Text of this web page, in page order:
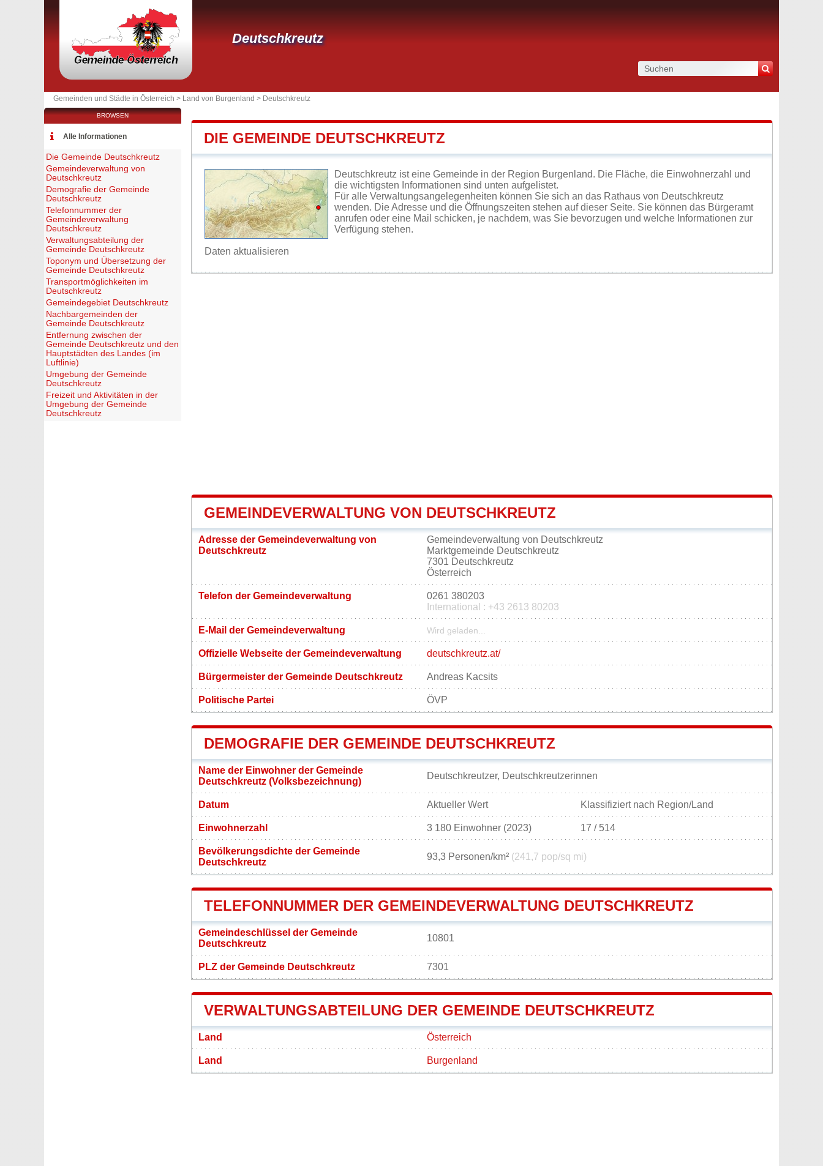
Deutschkreutz
Gemeinden und Städte in Österreich > Land von Burgenland > Deutschkreutz
DIE GEMEINDE DEUTSCHKREUTZ
Deutschkreutz ist eine Gemeinde in der Region Burgenland. Die Fläche, die Einwohnerzahl und
die wichtigsten Informationen sind unten aufgelistet.
Für alle Verwaltungsangelegenheiten können Sie sich an das Rathaus von Deutschkreutz
wenden. Die Adresse und die Öffnungszeiten stehen auf dieser Seite. Sie können das Bürgeramt
anrufen oder eine Mail schicken, je nachdem, was Sie bevorzugen und welche Informationen zur
Verfügung stehen.
Daten aktualisieren
GEMEINDEVERWALTUNG VON DEUTSCHKREUTZ
Adresse der Gemeindeverwaltung von
Deutschkreutz
Gemeindeverwaltung von Deutschkreutz
Marktgemeinde Deutschkreutz
7301 Deutschkreutz
Österreich
Telefon der Gemeindeverwaltung
0261 380203
International : +43 2613 80203
E-Mail der Gemeindeverwaltung Wird geladen...
Offizielle Webseite der Gemeindeverwaltung deutschkreutz.at/
Bürgermeister der Gemeinde Deutschkreutz Andreas Kacsits
Politische Partei ÖVP
DEMOGRAFIE DER GEMEINDE DEUTSCHKREUTZ
Name der Einwohner der Gemeinde
Deutschkreutz (Volksbezeichnung)
Deutschkreutzer, Deutschkreutzerinnen
Datum Aktueller Wert Klassifiziert nach Region/Land
Einwohnerzahl 3 180 Einwohner (2023) 17 / 514
Bevölkerungsdichte der Gemeinde
Deutschkreutz
93,3 Personen/km² (241,7 pop/sq mi)
TELEFONNUMMER DER GEMEINDEVERWALTUNG DEUTSCHKREUTZ
Gemeindeschlüssel der Gemeinde
Deutschkreutz
10801
PLZ der Gemeinde Deutschkreutz 7301
VERWALTUNGSABTEILUNG DER GEMEINDE DEUTSCHKREUTZ
Land Österreich
Land Burgenland
BROWSEN
Alle Informationen
Die Gemeinde Deutschkreutz
Gemeindeverwaltung von
Deutschkreutz
Demografie der Gemeinde
Deutschkreutz
Telefonnummer der
Gemeindeverwaltung
Deutschkreutz
Verwaltungsabteilung der
Gemeinde Deutschkreutz
Toponym und Übersetzung der
Gemeinde Deutschkreutz
Transportmöglichkeiten im
Deutschkreutz
Gemeindegebiet Deutschkreutz
Nachbargemeinden der
Gemeinde Deutschkreutz
Entfernung zwischen der
Gemeinde Deutschkreutz und den
Hauptstädten des Landes (im
Luftlinie)
Umgebung der Gemeinde
Deutschkreutz
Freizeit und Aktivitäten in der
Umgebung der Gemeinde
Deutschkreutz